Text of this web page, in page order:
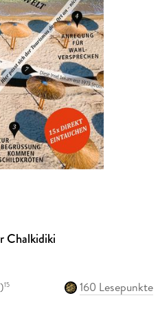
Chalkidiki
)15
160 Lesepunkte